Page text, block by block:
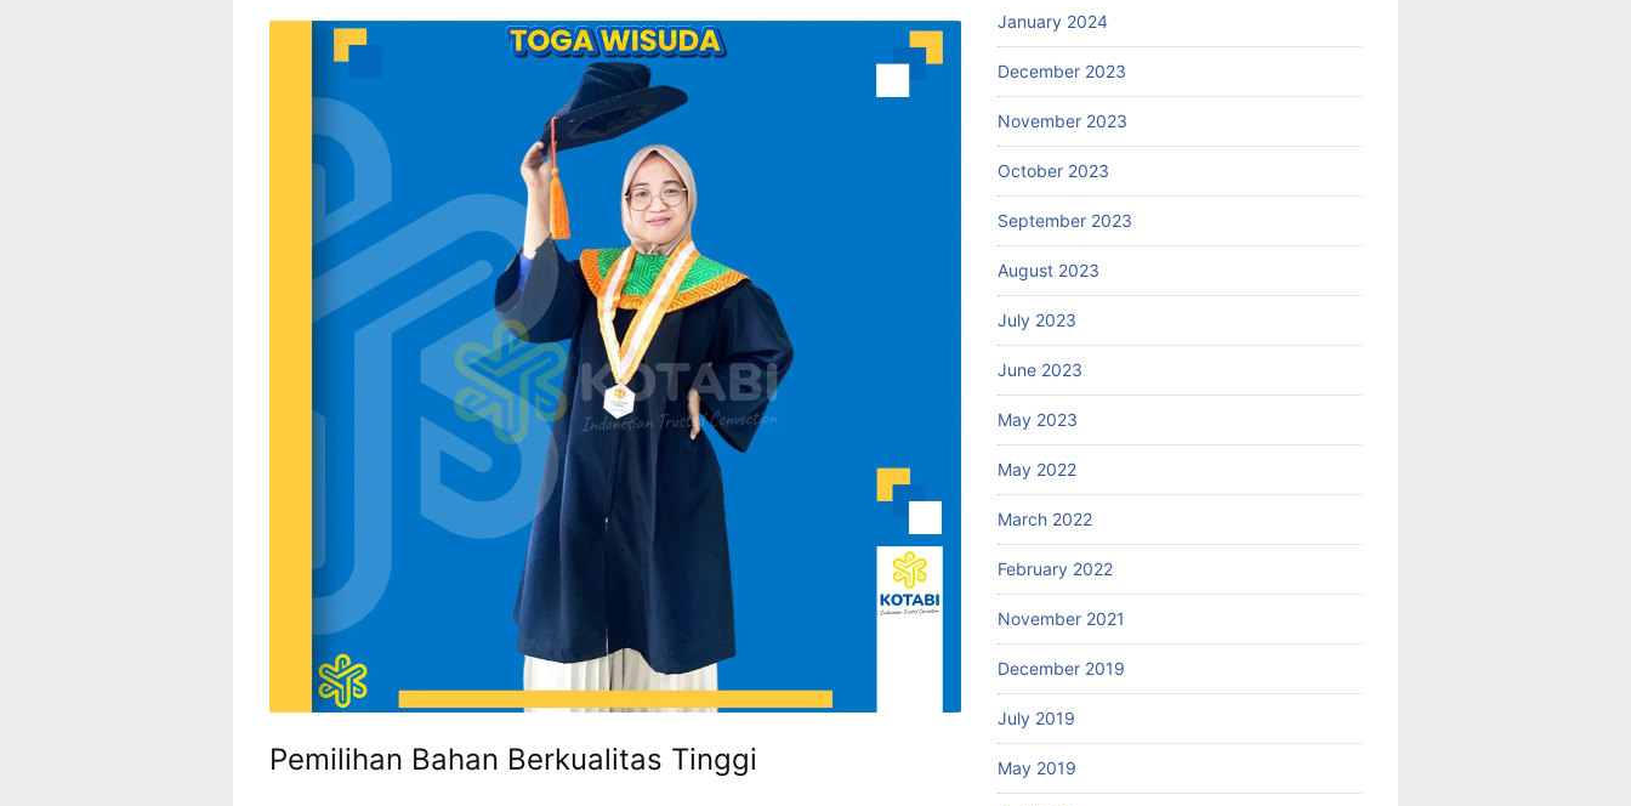
Pemilihan Bahan Berkualitas Tinggi
January 2024
December 2023
November 2023
October 2023
September 2023
August 2023
July 2023
June 2023
May 2023
May 2022
March 2022
February 2022
November 2021
December 2019
July 2019
May 2019